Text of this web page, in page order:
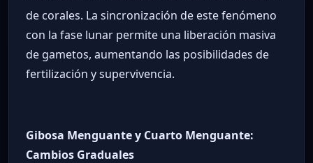
de corales. La sincronización de este fenómeno
con la fase lunar permite una liberación masiva
de gametos, aumentando las posibilidades de
fertilización y supervivencia.
Gibosa Menguante y Cuarto Menguante:
Cambios Graduales